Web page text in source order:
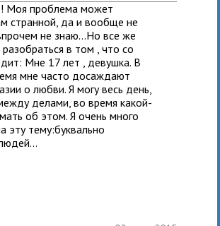
Моя проблема может
странной, да и вообще не
не знаю...Но все же
в том , что со
Мне 17 лет , девушка. В
мне часто досаждают
о любви. Я могу весь день,
делами, во время какой-
об этом. Я очень много
эту тему:буквально